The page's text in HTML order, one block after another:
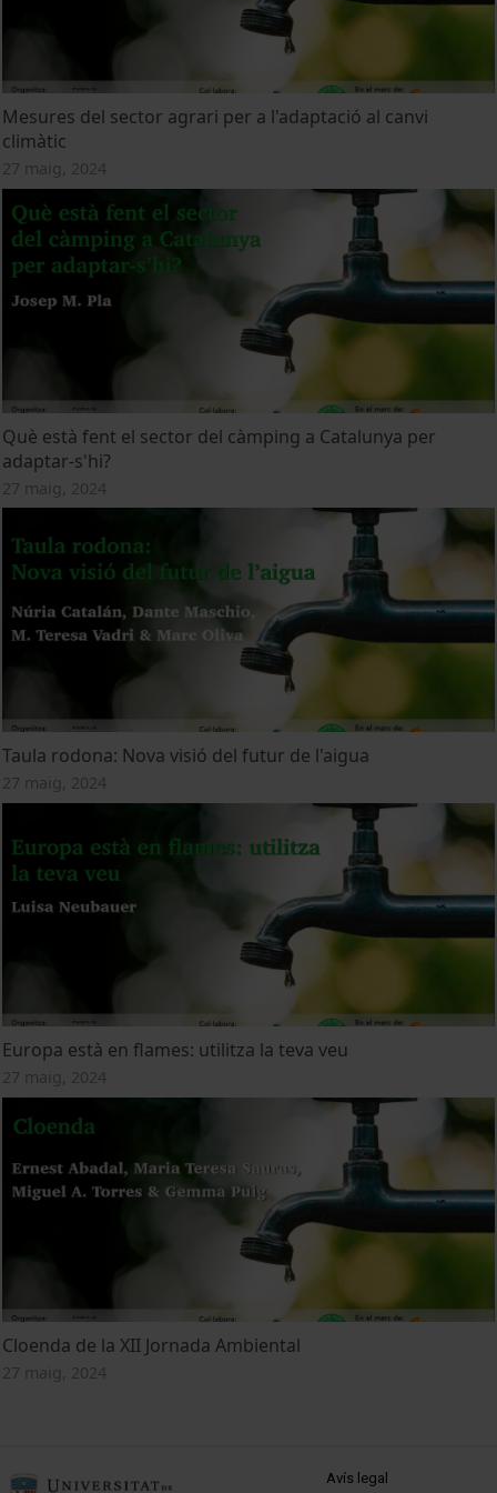
Mesures del sector agrari per a l'adaptació al canvi
climàtic
27 maig, 2024
Què està fent el sector del càmping a Catalunya per
adaptar-s'hi?
27 maig, 2024
Taula rodona: Nova visió del futur de l'aigua
27 maig, 2024
Europa està en flames: utilitza la teva veu
27 maig, 2024
Cloenda de la XII Jornada Ambiental
27 maig, 2024
MENÚ PEU 1
Avís legal